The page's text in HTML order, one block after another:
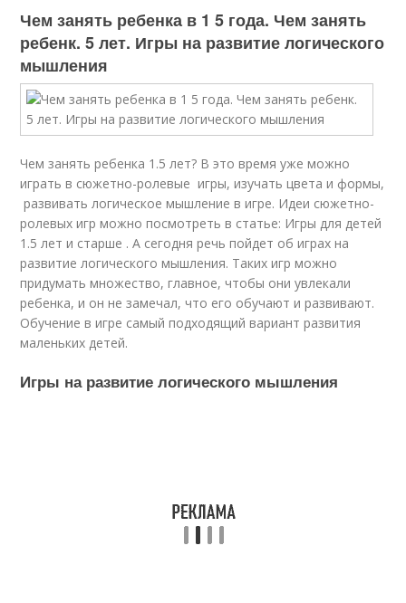
Чем занять ребенка в 1 5 года. Чем занять
ребенк. 5 лет. Игры на развитие логического
мышления
Чем занять ребенка 1.5 лет? В это время уже можно
играть в сюжетно-ролевые игры, изучать цвета и формы,
развивать логическое мышление в игре. Идеи сюжетно-
ролевых игр можно посмотреть в статье: Игры для детей
1.5 лет и старше . А сегодня речь пойдет об играх на
развитие логического мышления. Таких игр можно
придумать множество, главное, чтобы они увлекали
ребенка, и он не замечал, что его обучают и развивают.
Обучение в игре самый подходящий вариант развития
маленьких детей.
Игры на развитие логического мышления